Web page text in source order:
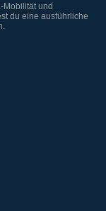
Mobilität und
du eine ausführliche